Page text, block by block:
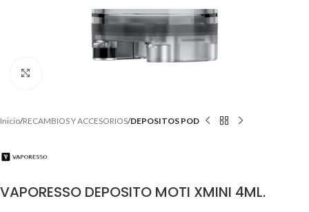
Inicio RECAMBIOS Y ACCESORIOS DEPOSITOS POD
VAPORESSO DEPOSITO MOTI XMINI 4ML.